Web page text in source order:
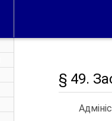
§ 49.